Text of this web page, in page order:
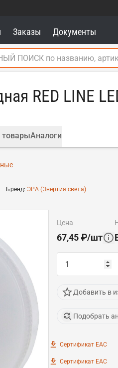
Заказы Документы
RED LINE
Аналоги
Бренд: ЭРА (Энергия света)
цена
67,45 ₽/шт
Добавить в
Подобрать
Сертификат EAC
Сертификат EAC